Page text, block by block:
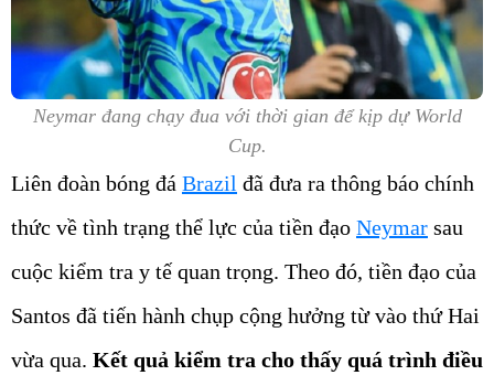
Neymar đang chạy đua với thời gian để kịp dự World
Cup.
Liên đoàn bóng đá Brazil đã đưa ra thông báo chính
thức về tình trạng thể lực của tiền đạo Neymar sau
cuộc kiểm tra y tế quan trọng. Theo đó, tiền đạo của
Santos đã tiến hành chụp cộng hưởng từ vào thứ Hai
vừa qua. Kết quả kiểm tra cho thấy quá trình điều